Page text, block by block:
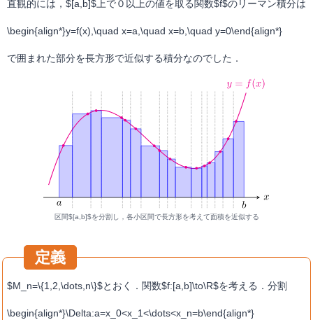
直観的には，$[a,b]$上で０以上の値を取る関数$f$のリーマン積分は
\begin{align*}y=f(x),\quad x=a,\quad x=b,\quad y=0\end{align*}
で囲まれた部分を長方形で近似する積分なのでした．
区間$[a,b]$を分割し，各小区間で長方形を考えて面積を近似する
$M_n=\{1,2,\dots,n\}$とおく．関数$f:[a,b]\to\R$を考える．分割
\begin{align*}\Delta:a=x_0<x_1<\dots<x_n=b\end{align*}